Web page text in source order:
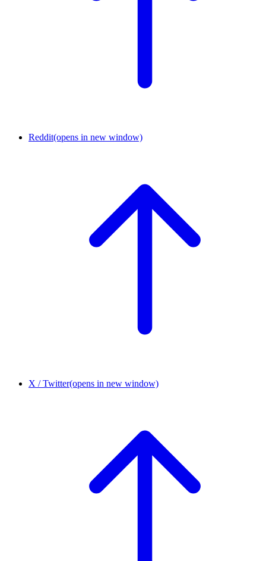
Reddit(opens in new window)
X / Twitter(opens in new window)